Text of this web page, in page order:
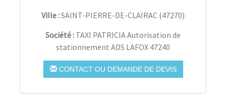
Ville :SAINT-PIERRE-DE-CLAIRAC (47270)
Société : TAXI PATRICIA Autorisation de
stationnement ADS LAFOX 47240
CONTACT OU DEMANDE DE DEVIS